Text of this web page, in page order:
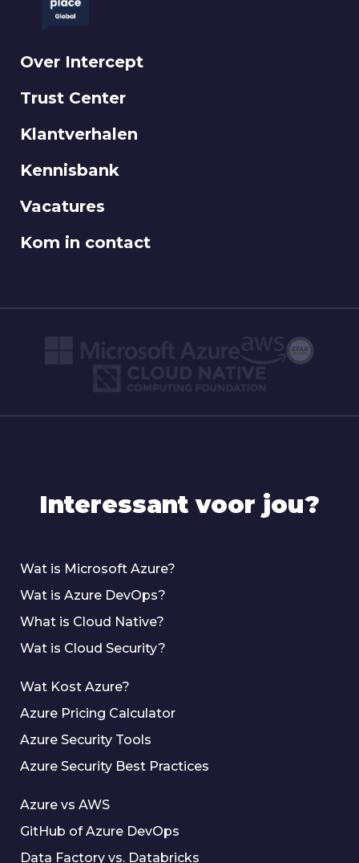
Over Intercept
Trust Center
Klantverhalen
Kennisbank
Vacatures
Kom in contact
Interessant voor jou?
Wat is Microsoft Azure?
Wat is Azure DevOps?
What is Cloud Native?
Wat is Cloud Security?
Wat Kost Azure?
Azure Pricing Calculator
Azure Security Tools
Azure Security Best Practices
Azure vs AWS
GitHub of Azure DevOps
Data Factory vs. Databricks